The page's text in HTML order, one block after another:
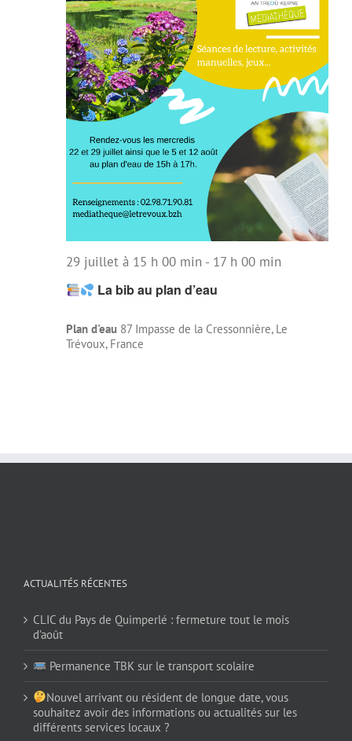
La bib au plan d’eau
29 juillet à 15 h 00 min - 17 h 00 min
Plan d'eau 87 Impasse de la Cressonnière, Le
Trévoux, France
ACTUALITÉS RÉCENTES
CLIC du Pays de Quimperlé : fermeture tout le mois
d’août
Permanence TBK sur le transport scolaire
Nouvel arrivant ou résident de longue date, vous
souhaitez avoir des informations ou actualités sur les
différents services locaux ?